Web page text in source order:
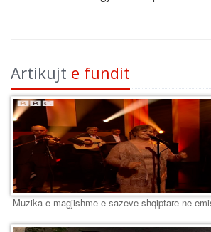
Artikujt e fundit
Muzika e magjishme e sazeve shqiptare ne